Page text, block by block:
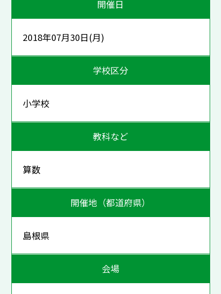
開催日
2018年07月30日(月)
学校区分
小学校
教科など
算数
開催地（都道府県）
島根県
会場